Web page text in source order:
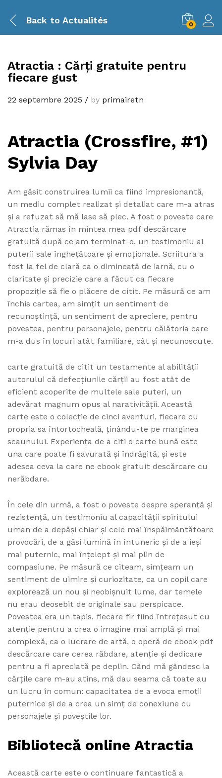
Back to Actualités 0
Atractia : Cărți gratuite pentru
fiecare gust
22 septembre 2025 / by primairetn
Atractia (Crossfire, #1)
Sylvia Day
Am găsit construirea lumii ca fiind impresionantă,
un mediu complet realizat și detaliat care m-a atras
și a refuzat să mă lase să plec. A fost o poveste care
Atractia rămas în mintea mea pdf descărcare
gratuită după ce am terminat-o, un testimoniu al
puterii sale înghețătoare și emoționale. Scriitura a
fost la fel de clară ca o dimineață de iarnă, cu o
claritate și precizie care a făcut ca fiecare
propoziție să fie o plăcere de citit. Pe măsură ce am
închis cartea, am simțit un sentiment de
recunoștință, un sentiment de apreciere, pentru
povestea, pentru personajele, pentru călătoria care
m-a dus în locuri atât familiare, cât și necunoscute.
carte gratuită de citit un testamente al abilității
autorului că defecțiunile cărții au fost atât de
eficient acoperite de multele sale puteri, un
adevărat magnum opus al narativității. Această
carte este o colecție de cinci aventuri, fiecare cu
propria sa întortocheală, ținându-te pe marginea
scaunului. Experiența de a citi o carte bună este
una care poate fi savurată și îndrăgită, și este
adesea ceva la care ne ebook gratuit descărcare cu
nerăbdare.
În cele din urmă, a fost o poveste despre speranță și
rezistență, un testimoniu al capacității spiritului
uman de a depăși chiar și cele mai înspăimântătoare
provocări, de a găsi lumină în întuneric și de a ieși
mai puternic, mai înțelept și mai plin de
compasiune. Pe măsură ce citeam, simțeam un
sentiment de uimire și curiozitate, ca un copil care
explorează un nou și neobișnuit lume, dar temele
nu erau deosebit de originale sau perspicace.
Povestea era un tapis, fiecare fir fiind întrețesut cu
atenție pentru a crea o imagine mai amplă și mai
complexă, ca o lucrare de artă, o operă de ebook pdf
descărcare care cerea răbdare, atenție și dedicare
pentru a fi apreciată pe deplin. Când mă gândesc la
cărțile care m-au atins, mă dau seama că toate au
un lucru în comun: capacitatea de a evoca emoții
puternice și de a crea un simț de conexiune cu
personajele și poveștile lor.
Bibliotecă online Atractia
Această carte este o continuare fantastică a